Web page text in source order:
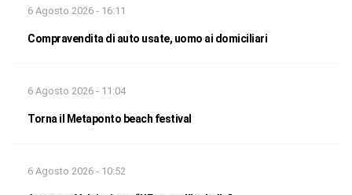
6 Agosto 2026 - 16:11
Compravendita di auto usate, uomo ai domiciliari
6 Agosto 2026 - 11:04
Torna il Metaponto beach festival
6 Agosto 2026 - 10:52